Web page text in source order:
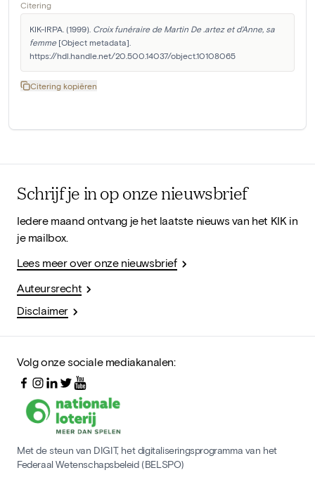
Citering
KIK-IRPA. (1999). Croix funéraire de Martin De .artez et d'Anne, sa
femme [Object metadata].
https://hdl.handle.net/20.500.14037/object.10108065
Citering kopiëren
Schrijf je in op onze nieuwsbrief
Iedere maand ontvang je het laatste nieuws van het KIK in
je mailbox.
Lees meer over onze nieuwsbrief
Auteursrecht
Disclaimer
Volg onze sociale mediakanalen:
Met de steun van DIGIT, het digitaliseringsprogramma van het
Federaal Wetenschapsbeleid (BELSPO)